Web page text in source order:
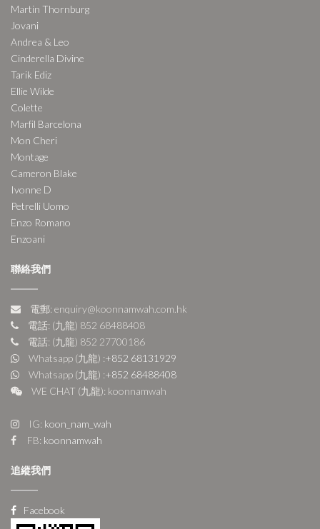
Martin Thornburg
Jovani
Andrea & Leo
Cinderella Divine
Tarik Ediz
Ellie Wilde
Colette
Marfil Barcelona
Mon Cheri
Montage
Cameron Blake
Ivonne D
Petrelli Uomo
Enzo Romano
Enzoani
聯絡我們
電郵: enquiry@koonnamwah.com.hk
電話: (九龍) 852 68488408
電話: (九龍) 852 27700186
Whatsapp (九龍) :+852 68131929
Whatsapp (九龍) :+852 68488408
WE CHAT (九龍): koonnamwah
IG: koon_nam_wah
FB: koonnamwah
追縱我們
Facebook